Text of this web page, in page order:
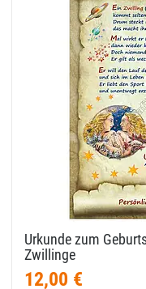
Urkunde zum
Zwillinge
12,00 €